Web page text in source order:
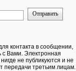
Отправить
контакта в сообщении,
с Вами. Электронная
не публикуются и не
передачи третьим лицам.